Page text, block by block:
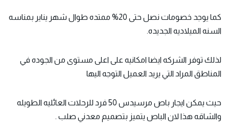
كما يوجد خصومات نصل حتى 20% ممتده طوال شهر يناير بمناسه
السنه الميلاديه الجديده.
لذلك توفر الشركه ايضا امكانيه على اعلى مستوى من الجوده في
المناطق المراد التي يريد العميل التوجه اليها
حيث يمكن ايجار باص مرسيدس 50 فرد للرحلات العائليه الطويله
والشاقه هذا لان الباص يتميز بتصميم معدني صلب .